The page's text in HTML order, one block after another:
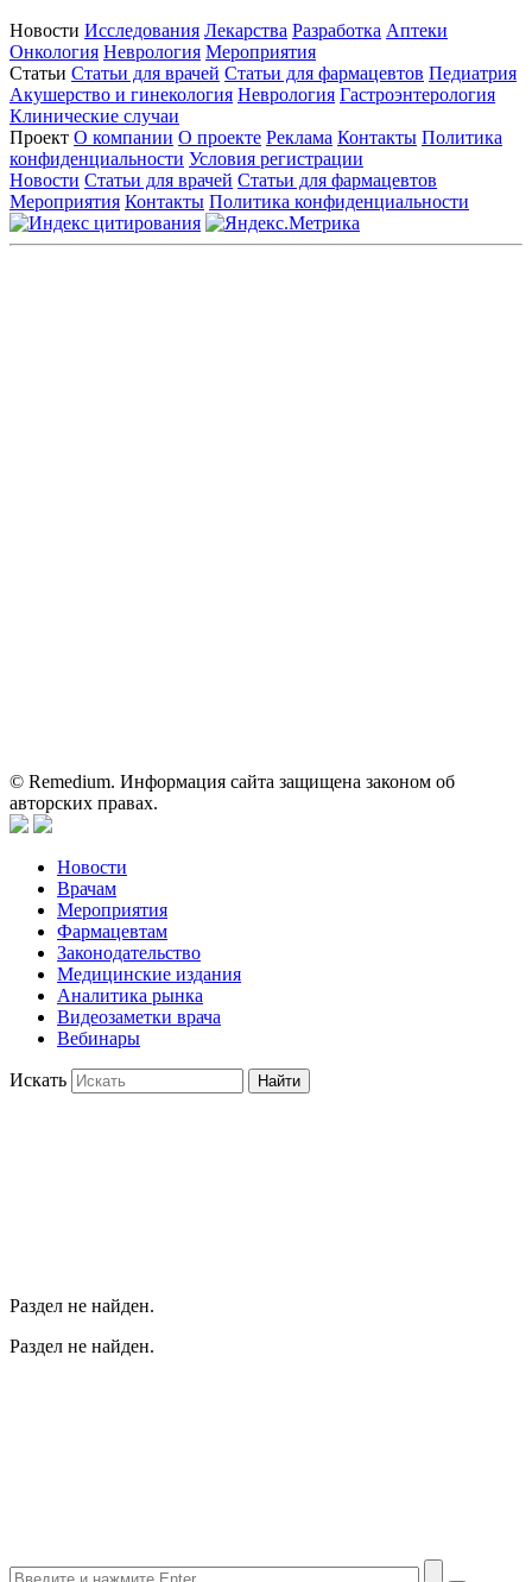
Новости Исследования Лекарства Разработка Аптеки
Онкология Неврология Мероприятия
Статьи Статьи для врачей Статьи для фармацевтов Педиатрия
Акушерство и гинекология Неврология Гастроэнтерология
Клинические случаи
Проект О компании О проекте Реклама Контакты Политика
конфиденциальности Условия регистрации
Новости Статьи для врачей Статьи для фармацевтов
Мероприятия Контакты Политика конфиденциальности
© Remedium. Информация сайта защищена законом об
авторских правах.
Новости
Врачам
Мероприятия
Фармацевтам
Законодательство
Медицинские издания
Аналитика рынка
Видеозаметки врача
Вебинары
Искать Найти
Раздел не найден.
Раздел не найден.